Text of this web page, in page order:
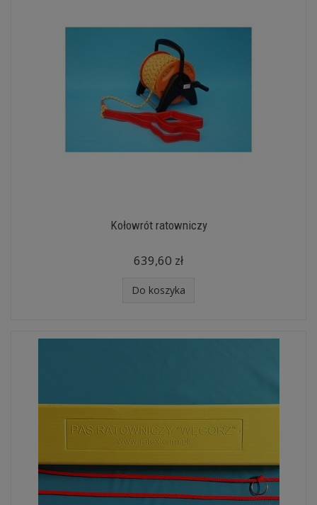
Kołowrót ratowniczy
639,60 zł
Do koszyka